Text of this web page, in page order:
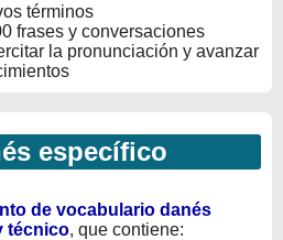
términos
frases y conversaciones
la pronunciación y avanzar
específico
de vocabulario danés
técnico, que contiene: